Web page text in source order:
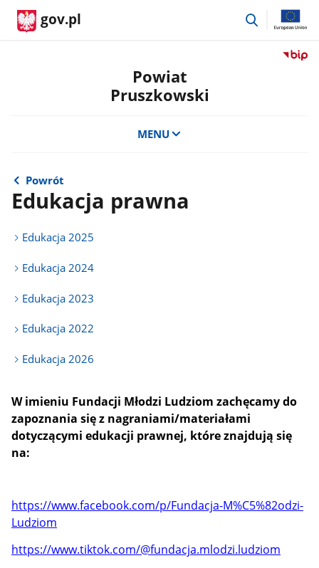
gov.pl
przejdź
Przejdź
Powiat
Pruszkowski
MENU
Powrót
Edukacja prawna
Edukacja 2025
Edukacja 2024
Edukacja 2023
Edukacja 2022
Edukacja 2026
W imieniu Fundacji Młodzi Ludziom zachęcamy do
zapoznania się z nagraniami/materiałami
dotyczącymi edukacji prawnej, które znajdują się
na:
https://www.facebook.com/p/Fundacja-M%C5%82odzi-
Ludziom
https://www.tiktok.com/@fundacja.mlodzi.ludziom